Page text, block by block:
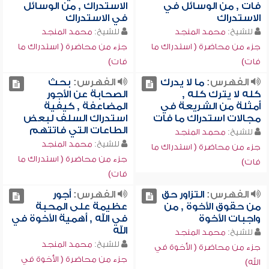
فات , من الوسائل في
الاستدراك
للشيخ: محمد المنجد
جزء من محاضرة ( استدراك ما
فات)
الاستدراك , من الوسائل
في الاستدراك
للشيخ: محمد المنجد
جزء من محاضرة ( استدراك ما
فات)
الفهرس:ما لا يدرك
كله لا يترك كله ,
أمثلة من الشريعة في
مجالات استدراك ما فات
للشيخ: محمد المنجد
جزء من محاضرة ( استدراك ما
فات)
الفهرس: بحث
الصحابة عن الأجور
المضاعفة , كيفية
استدراك السلف لبعض
الطاعات التي فاتتهم
للشيخ: محمد المنجد
جزء من محاضرة ( استدراك ما
فات)
الفهرس:التزاور حق
من حقوق الأخوة , من
واجبات الأخوة
للشيخ: محمد المنجد
جزء من محاضرة ( الأخوة في
الله)
الفهرس:أجور
عظيمة على المحبة
في الله , أهمية الأخوة في
الله
للشيخ: محمد المنجد
جزء من محاضرة ( الأخوة في